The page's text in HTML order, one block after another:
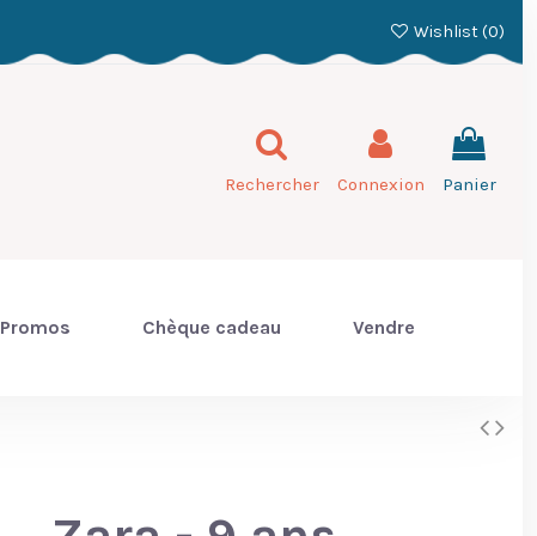
Wishlist (0)
Rechercher Connexion Panier
Promos Chèque cadeau Vendre